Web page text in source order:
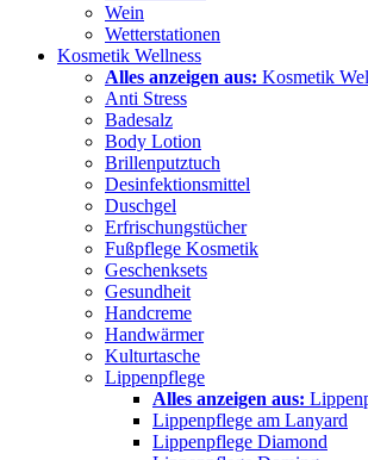
Wein
Wetterstationen
Kosmetik Wellness
Alles anzeigen aus: Kosmetik
Anti Stress
Badesalz
Body Lotion
Brillenputztuch
Desinfektionsmittel
Duschgel
Erfrischungstücher
Fußpflege Kosmetik
Geschenksets
Gesundheit
Handcreme
Handwärmer
Kulturtasche
Lippenpflege
Alles anzeigen aus:
Lippenpflege am Lanyard
Lippenpflege Diamond